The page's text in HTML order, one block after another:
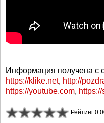
Информация получена с
https://klike.net, http://
https://youtube.com,
Рейтинг